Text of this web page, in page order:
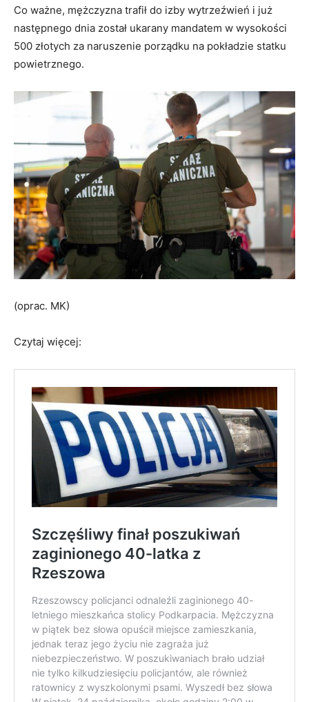
Co ważne, mężczyzna trafił do izby wytrzeźwień i już
następnego dnia został ukarany mandatem w wysokości
500 złotych za naruszenie porządku na pokładzie statku
powietrznego.
(oprac. MK)
Czytaj więcej: